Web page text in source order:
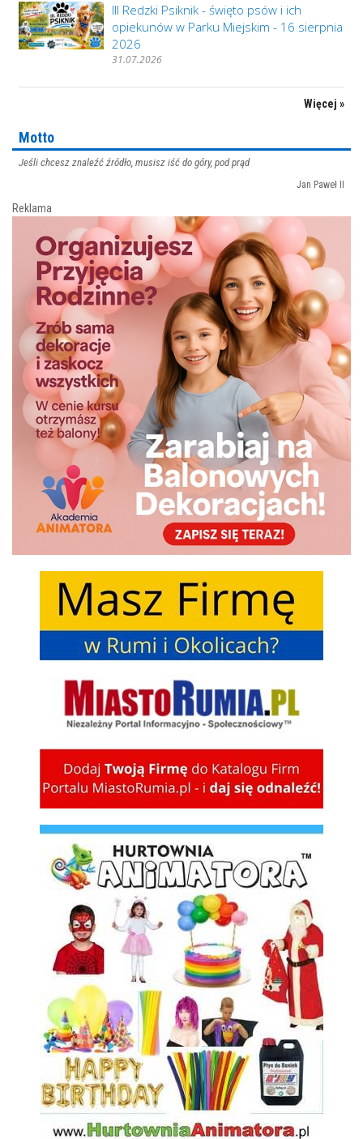
III Redzki Psiknik - święto psów i ich
opiekunów w Parku Miejskim - 16 sierpnia
2026
31.07.2026
Więcej »
Motto
Jeśli chcesz znaleźć źródło, musisz iść do góry, pod prąd
Jan Paweł II
Reklama